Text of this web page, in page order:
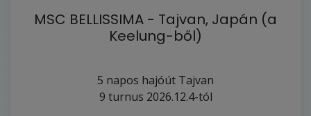
MSC BELLISSIMA - Tajvan, Japán (a
Keelung-ből)
5 napos hajóút Tajvan
9 turnus 2026.12.4-tól